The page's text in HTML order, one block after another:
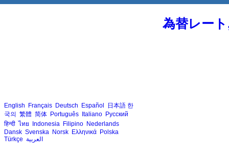
為替レー
English Français Deutsch Español 日本語 한
국의 繁體 简体 Português Italiano Русский
हिन्दी ไทย Indonesia Filipino Nederlands
Dansk Svenska Norsk Ελληνικά Polska
Türkçe العربية